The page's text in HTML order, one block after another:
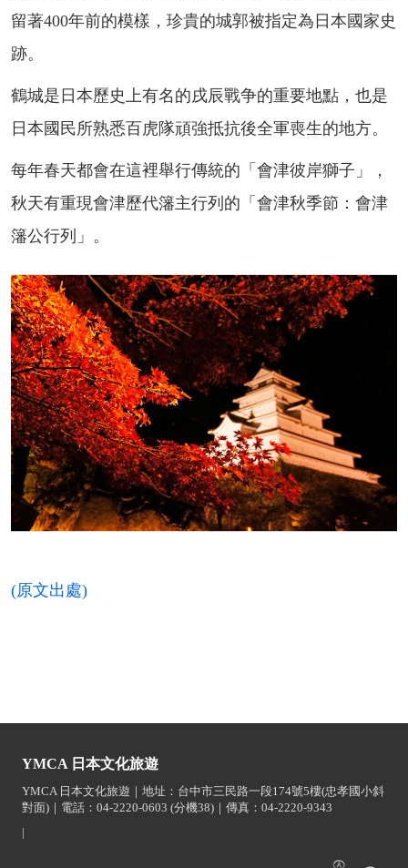
留著400年前的模樣，珍貴的城郭被指定為日本國家史
跡。
鶴城是日本歷史上有名的戌辰戰争的重要地點，也是
日本國民所熟悉百虎隊頑強抵抗後全軍喪生的地方。
每年春天都會在這裡舉行傳統的「會津彼岸獅子」，
秋天有重現會津歷代籓主行列的「會津秋季節：會津
籓公行列」。
(原文出處)
YMCA 日本文化旅遊
YMCA 日本文化旅遊｜地址：台中市三民路一段174號5樓(忠孝國小斜
對面)｜電話：04-2220-0603 (分機38)｜傳真：04-2220-9343
|